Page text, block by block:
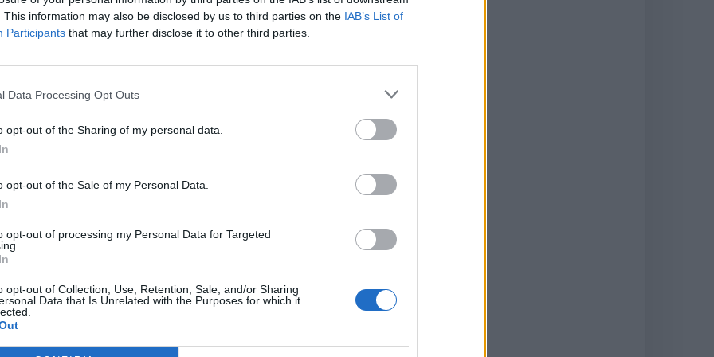
This information may also be disclosed by us to third parties on the IAB’s List of
Participants that may further disclose it to other third parties.
Data Processing Opt Outs
opt-out of the Sharing of my personal data.
opt-out of the Sale of my Personal Data.
opt-out of processing my Personal Data for Targeted
opt-out of Collection, Use, Retention, Sale, and/or Sharing
Data that Is Unrelated with the Purposes for which it
A travers une cinquantaine de films, vous
: son passé, son histoire, sa diversité culturelle, ses
le Festival n'en délaisse pas les autres films avec
qui accueillera des réalisations de tous horizons.
et actrices, qui ont tourné ou qui sont issus de cette
Yann Dedet et Jean-François Stévenin
respectifs.
Traversées
et débats
avec des invités prestigieux, des expositions, une
musicales
et de nombreuses autres surprises à
sera mise en place à l'Espace Louis Feuillade (du 29
cinéma